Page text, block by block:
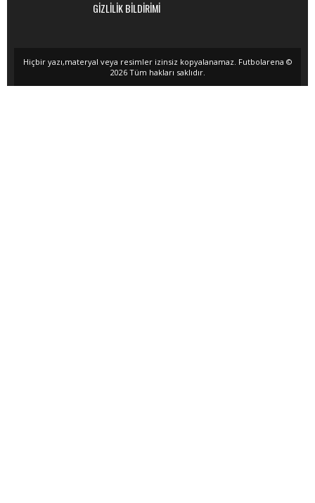
GİZLİLİK BİLDİRİMİ
Hiçbir yazı,materyal veya resimler izinsiz kopyalanamaz. Futbolarena ©
2026 Tüm hakları saklıdır.